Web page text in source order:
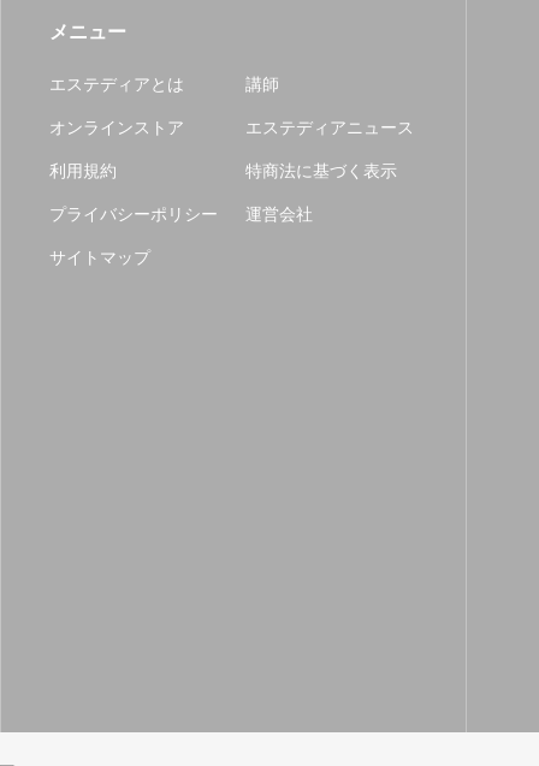
メニュー
エステディアとは 講師
オンラインストア エステディアニュース
利用規約 特商法に基づく表示
プライバシーポリシー 運営会社
サイトマップ